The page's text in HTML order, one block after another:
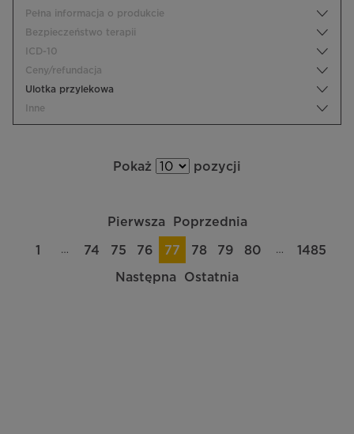
Pełna informacja o produkcie
Bezpieczeństwo terapii
ICD-10
Ceny/refundacja
Ulotka przylekowa
Inne
Pokaż pozycji
Pierwsza Poprzednia
1 … 74 75 76 77 78 79 80 … 1485
Następna Ostatnia